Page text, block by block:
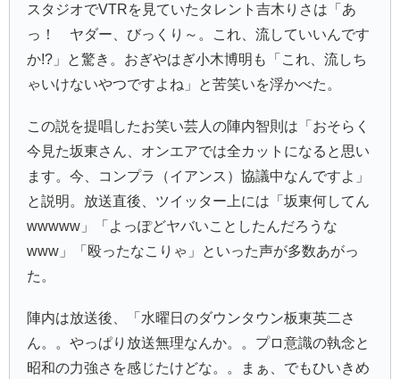
スタジオでVTRを見ていたタレント吉木りさ は「あ
っ！ ヤダー、びっくり～。これ、流していいんです
か!?」と驚き。おぎやはぎ小木博明も「これ、流しち
ゃいけないやつですよね」と苦笑いを浮かべた。
この説を提唱したお笑い芸人の陣内智則 は「おそらく
今見た坂東さん、オンエアでは全カットになると思い
ます。今、コンプラ（イアンス）協議中なんですよ」
と説明。放送直後、ツイッター上には「坂東何してん
wwwww」「よっぽどヤバいことしたんだろうな
www」「殴ったなこりゃ」といった声が多数あがっ
た。
陣内は放送後、「水曜日のダウンタウン板東英二さ
ん。。やっぱり放送無理なんか。。プロ意識の執念と
昭和の力強さを感じたけどな。。まぁ、でもひいきめ